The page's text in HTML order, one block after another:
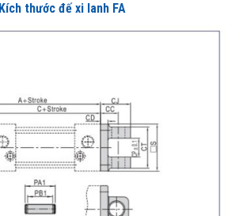
Kích thước đế xi lanh FA